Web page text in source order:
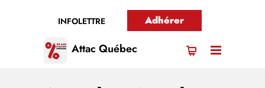
INFOLETTRE Adhérer
Attac Québec